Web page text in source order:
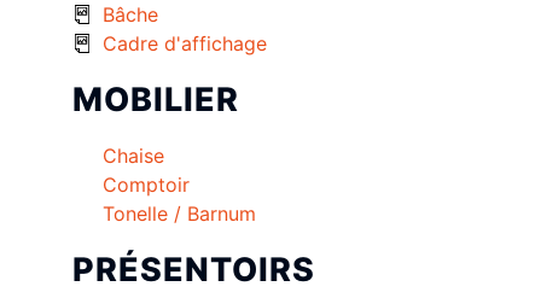
Bâche
Cadre d'affichage
MOBILIER
Chaise
Comptoir
Tonelle / Barnum
PRÉSENTOIRS